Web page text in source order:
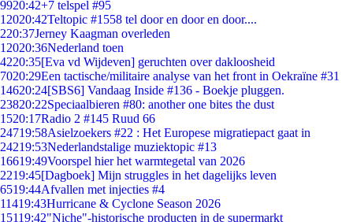
9920:42+7 telspel #95
12020:42Teltopic #1558 tel door en door en door....
220:37Jerney Kaagman overleden
12020:36Nederland toen
4220:35[Eva vd Wijdeven] geruchten over dakloosheid
7020:29Een tactische/militaire analyse van het front in Oekraïne #31
14620:24[SBS6] Vandaag Inside #136 - Boekje pluggen.
23820:22Speciaalbieren #80: another one bites the dust
1520:17Radio 2 #145 Ruud 66
24719:58Asielzoekers #22 : Het Europese migratiepact gaat in
24219:53Nederlandstalige muziektopic #13
16619:49Voorspel hier het warmtegetal van 2026
2219:45[Dagboek] Mijn struggles in het dagelijks leven
6519:44Afvallen met injecties #4
11419:43Hurricane & Cyclone Season 2026
15119:42"Niche"-historische producten in de supermarkt